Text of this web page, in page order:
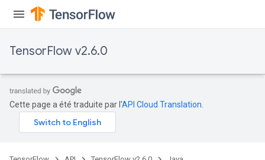
TensorFlow v2.6.0
Cette page a été traduite par l'API Cloud Translation